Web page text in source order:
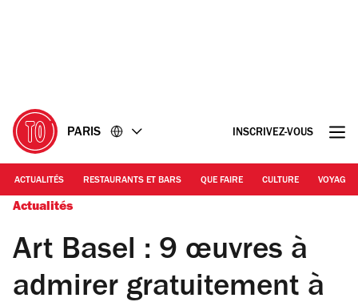
PARIS INSCRIVEZ-VOUS
ACTUALITÉS RESTAURANTS ET BARS QUE FAIRE CULTURE VOYAGE
Actualités
Art Basel : 9 œuvres à
admirer gratuitement à